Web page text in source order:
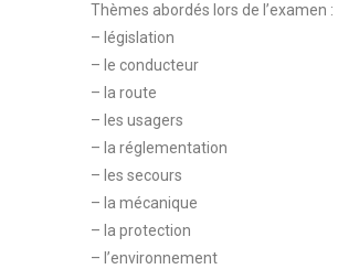
Thèmes abordés lors de l’examen :
– législation
– le conducteur
– la route
– les usagers
– la réglementation
– les secours
– la mécanique
– la protection
– l’environnement